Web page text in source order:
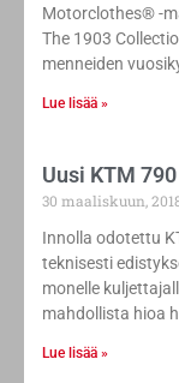
Motorclothes® -
The 1903
menneiden
Lue lisää »
Uusi KTM
30 maaliskuun,
Innolla odotettu
teknisesti
monelle
mahdollista hioa
Lue lisää »